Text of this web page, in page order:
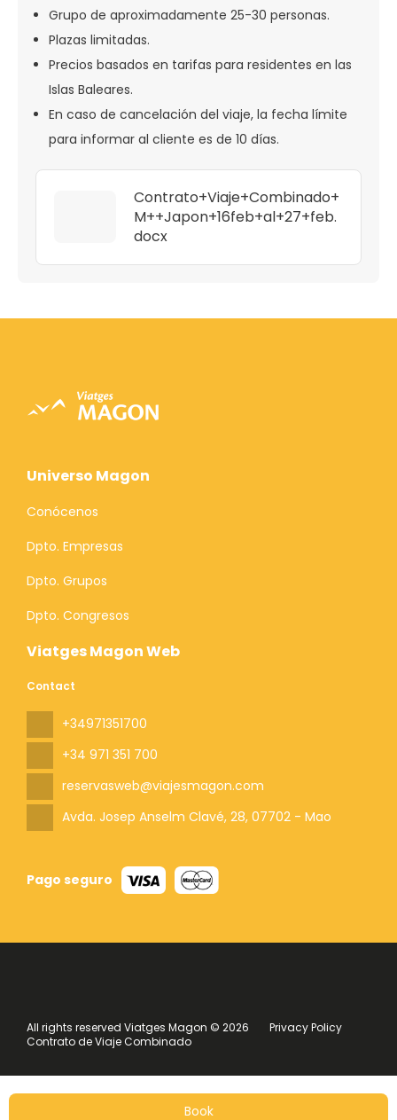
Book
Grupo de aproximadamente 25-30 personas.
Plazas limitadas.
Precios basados en tarifas para residentes en las
Islas Baleares.
En caso de cancelación del viaje, la fecha límite
para informar al cliente es de 10 días.
Contrato+Viaje+Combinado+
M++Japon+16feb+al+27+feb.
docx
Viatges Magon Web
Contact
+34971351700
+34 971 351 700
reservasweb@viajesmagon.com
Avda. Josep Anselm Clavé, 28, 07702 - Mao
Pago seguro
Universo Magon
Conócenos
Dpto. Empresas
Dpto. Grupos
Dpto. Congresos
All rights reserved Viatges Magon © 2026
Privacy Policy
Contrato de Viaje Combinado